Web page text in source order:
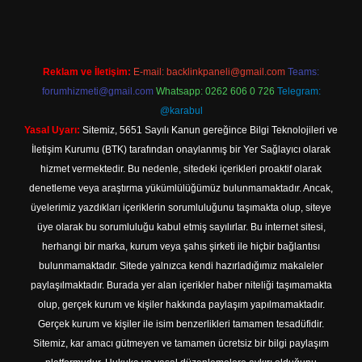
Reklam ve İletişim: E-mail: backlinkpaneli@gmail.com Teams:
forumhizmeti@gmail.com Whatsapp: 0262 606 0 726 Telegram:
@karabul
Yasal Uyarı: Sitemiz, 5651 Sayılı Kanun gereğince Bilgi Teknolojileri ve
İletişim Kurumu (BTK) tarafından onaylanmış bir Yer Sağlayıcı olarak
hizmet vermektedir. Bu nedenle, sitedeki içerikleri proaktif olarak
denetleme veya araştırma yükümlülüğümüz bulunmamaktadır. Ancak,
üyelerimiz yazdıkları içeriklerin sorumluluğunu taşımakta olup, siteye
üye olarak bu sorumluluğu kabul etmiş sayılırlar. Bu internet sitesi,
herhangi bir marka, kurum veya şahıs şirketi ile hiçbir bağlantısı
bulunmamaktadır. Sitede yalnızca kendi hazırladığımız makaleler
paylaşılmaktadır. Burada yer alan içerikler haber niteliği taşımamakta
olup, gerçek kurum ve kişiler hakkında paylaşım yapılmamaktadır.
Gerçek kurum ve kişiler ile isim benzerlikleri tamamen tesadüfidir.
Sitemiz, kar amacı gütmeyen ve tamamen ücretsiz bir bilgi paylaşım